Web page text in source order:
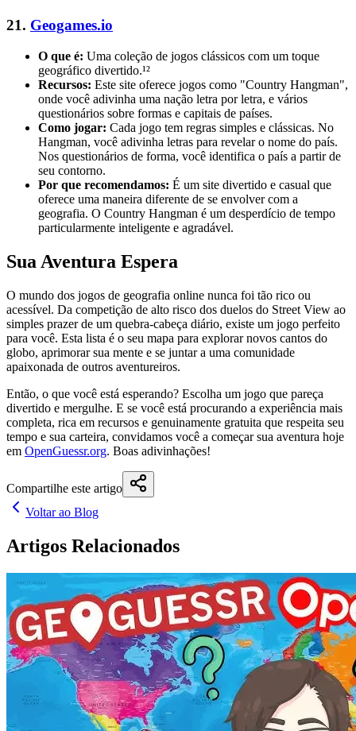
21. Geogames.io
O que é: Uma coleção de jogos clássicos com um toque
geográfico divertido.¹²
Recursos: Este site oferece jogos como "Country Hangman",
onde você adivinha uma nação letra por letra, e vários
questionários sobre formas e capitais de países.
Como jogar: Cada jogo tem regras simples e clássicas. No
Hangman, você adivinha letras para revelar o nome do país.
Nos questionários de forma, você identifica o país a partir de
seu contorno.
Por que recomendamos: É um site divertido e casual que
oferece uma maneira diferente de se envolver com a
geografia. O Country Hangman é um desperdício de tempo
particularmente inteligente e agradável.
Sua Aventura Espera
O mundo dos jogos de geografia online nunca foi tão rico ou
acessível. Da competição de alto risco dos duelos do Street View ao
simples prazer de um quebra-cabeça diário, existe um jogo perfeito
para você. Esta lista é o seu mapa para explorar novos cantos do
globo, aprimorar sua mente e se juntar a uma comunidade
apaixonada de outros aventureiros.
Então, o que você está esperando? Escolha um jogo que pareça
divertido e mergulhe. E se você está procurando a experiência mais
completa, rica em recursos e genuinamente gratuita que respeita seu
tempo e sua carteira, convidamos você a começar sua aventura hoje
em OpenGuessr.org. Boas adivinhações!
Compartilhe este artigo
Voltar ao Blog
Artigos Relacionados